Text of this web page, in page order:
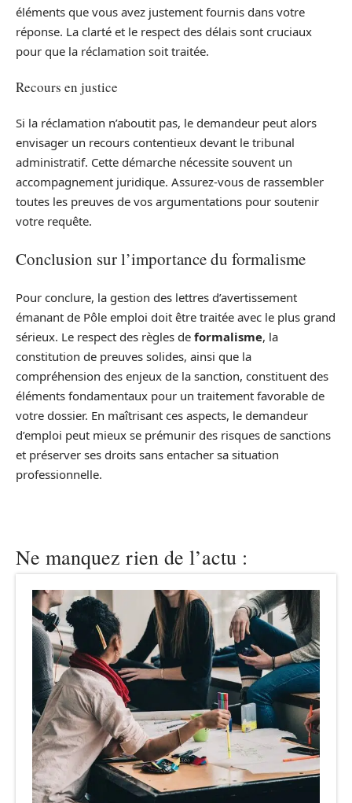
éléments que vous avez justement fournis dans votre
réponse. La clarté et le respect des délais sont cruciaux
pour que la réclamation soit traitée.
Recours en justice
Si la réclamation n’aboutit pas, le demandeur peut alors
envisager un recours contentieux devant le tribunal
administratif. Cette démarche nécessite souvent un
accompagnement juridique. Assurez-vous de rassembler
toutes les preuves de vos argumentations pour soutenir
votre requête.
Conclusion sur l’importance du formalisme
Pour conclure, la gestion des lettres d’avertissement
émanant de Pôle emploi doit être traitée avec le plus grand
sérieux. Le respect des règles de formalisme, la
constitution de preuves solides, ainsi que la
compréhension des enjeux de la sanction, constituent des
éléments fondamentaux pour un traitement favorable de
votre dossier. En maîtrisant ces aspects, le demandeur
d’emploi peut mieux se prémunir des risques de sanctions
et préserver ses droits sans entacher sa situation
professionnelle.
Ne manquez rien de l’actu :